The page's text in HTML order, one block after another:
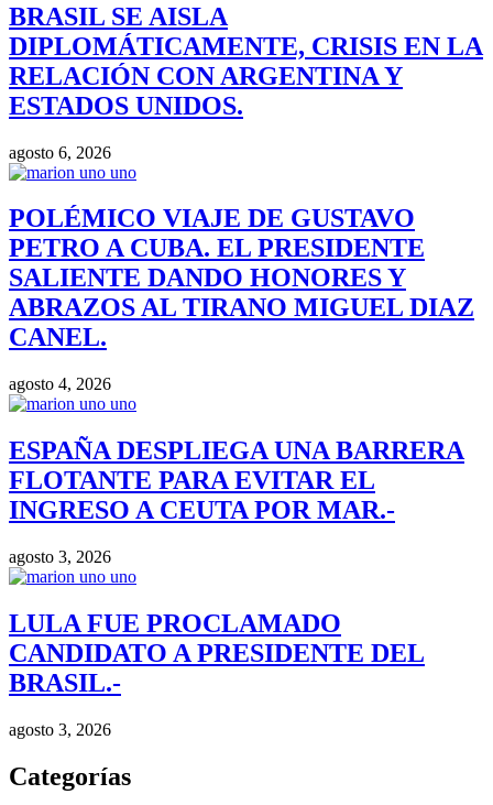
BRASIL SE AISLA
DIPLOMÁTICAMENTE, CRISIS EN LA
RELACIÓN CON ARGENTINA Y
ESTADOS UNIDOS.
agosto 6, 2026
POLÉMICO VIAJE DE GUSTAVO
PETRO A CUBA. EL PRESIDENTE
SALIENTE DANDO HONORES Y
ABRAZOS AL TIRANO MIGUEL DIAZ
CANEL.
agosto 4, 2026
ESPAÑA DESPLIEGA UNA BARRERA
FLOTANTE PARA EVITAR EL
INGRESO A CEUTA POR MAR.-
agosto 3, 2026
LULA FUE PROCLAMADO
CANDIDATO A PRESIDENTE DEL
BRASIL.-
agosto 3, 2026
Categorías